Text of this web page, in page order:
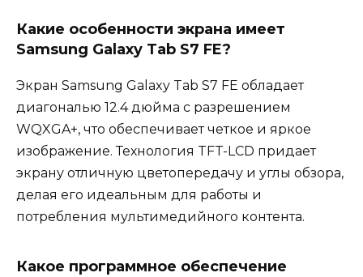
Какие особенности экрана имеет
Samsung Galaxy Tab S7 FE?
Экран Samsung Galaxy Tab S7 FE обладает
диагональю 12.4 дюйма с разрешением
WQXGA+, что обеспечивает четкое и яркое
изображение. Технология TFT-LCD придает
экрану отличную цветопередачу и углы обзора,
делая его идеальным для работы и
потребления мультимедийного контента.
Какое программное обеспечение